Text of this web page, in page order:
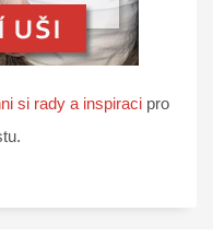
si rady a inspiraci pro